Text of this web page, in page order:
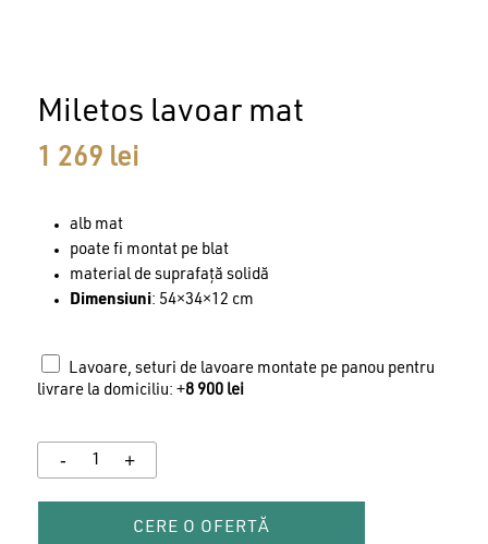
Miletos lavoar mat
1 269 lei
alb mat
poate fi montat pe blat
material de suprafață solidă
Dimensiuni: 54×34×12 cm
Lavoare, seturi de lavoare montate pe panou pentru
livrare la domiciliu: +8 900 lei
CERE O OFERTĂ